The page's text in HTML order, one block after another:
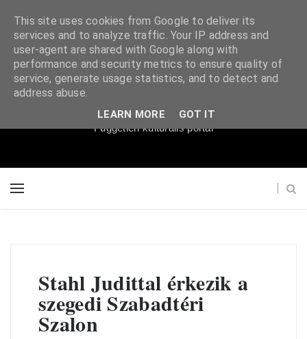
Súgópéldány
Független kulturális portál
Stahl Judittal érkezik a
szegedi Szabadtéri
Szalon
This site uses cookies from Google to deliver its
services and to analyze traffic. Your IP address and
user-agent are shared with Google along with
performance and security metrics to ensure quality of
service, generate usage statistics, and to detect and
address abuse.
LEARN MORE GOT IT